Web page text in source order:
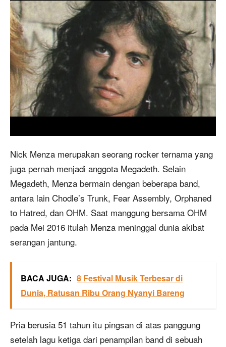
Nick Menza merupakan seorang rocker ternama yang
juga pernah menjadi anggota Megadeth. Selain
Megadeth, Menza bermain dengan beberapa band,
antara lain Chodle’s Trunk, Fear Assembly, Orphaned
to Hatred, dan OHM. Saat manggung bersama OHM
pada Mei 2016 itulah Menza meninggal dunia akibat
serangan jantung.
BACA JUGA: 8 Festival Musik Terbesar di
Dunia, Ratusan Ribu Orang Nyanyi Bareng
Pria berusia 51 tahun itu pingsan di atas panggung
setelah lagu ketiga dari penampilan band di sebuah